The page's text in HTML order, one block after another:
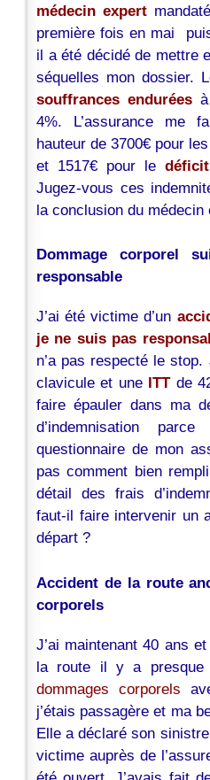
médecin expert
première fois en mai
il a été décidé de mettre
séquelles mon dossier.
souffrances endurées
4%. L’assurance me
hauteur de 3700€ pour
et 1517€ pour le
Jugez-vous ces
la conclusion du médecin
Dommage corporel
responsable
J’ai été victime d’un
je ne suis pas
n’a pas respecté le
clavicule et une ITTde
faire épauler dans ma
d’indemnisation
questionnaire de mon
pas comment bien
détail des frais
faut-il faire intervenir un
départ ?
Accident de la route
corporels
J’ai maintenant 40 ans
la route il y a presque
dommages corporels
j’étais passagère et ma
Elle a déclaré son
victime auprès de